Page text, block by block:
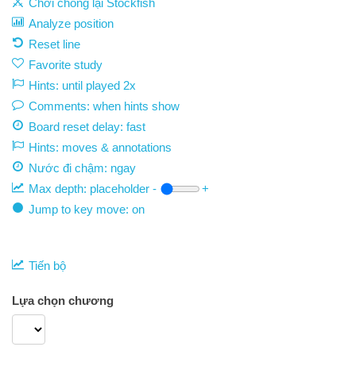
Chơi chống lại Stockfish
Analyze position
Reset line
Favorite study
Hints: until played 2x
Comments: when hints show
Board reset delay: fast
Hints: moves & annotations
Nước đi chậm: ngay
Max depth: placeholder -
+
Jump to key move: on
Tiến bộ
Lựa chọn chương